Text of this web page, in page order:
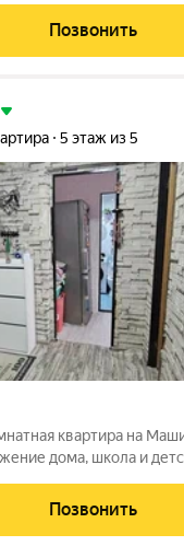
централизованное. На
площадки для детских
Позвонить
5 этаж из 5
квартира на
дома, школа и
стяжка и линолеум -
Позвонить